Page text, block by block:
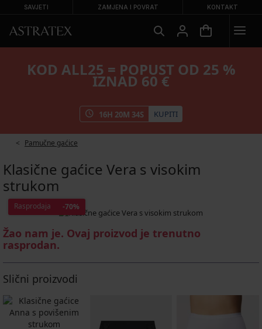
SAVJETI ZAMJENA I POVRAT KONTAKT
KOD ALL25 = POPUST OD 25 %
IZNAD 60 €
16H 20M 33S KUPITI
Pamučne gaćice
Klasične gaćice Vera s visokim
strukom
Rasprodaja -70%
Žao nam je. Ovaj proizvod je trenutno
rasprodan.
Slični proizvodi